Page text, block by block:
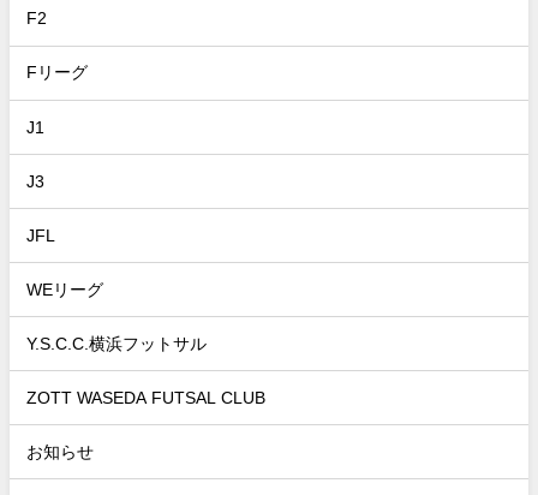
F2
Fリーグ
J1
J3
JFL
WEリーグ
Y.S.C.C.横浜フットサル
ZOTT WASEDA FUTSAL CLUB
お知らせ